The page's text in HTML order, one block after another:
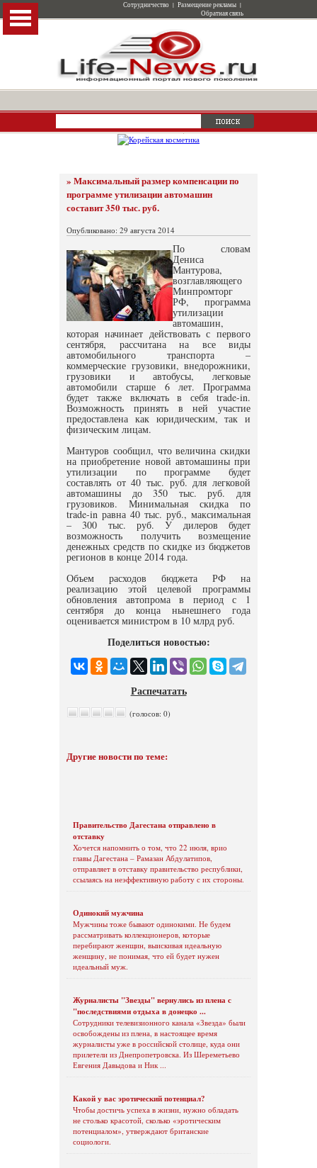
Сотрудничество | Размещение рекламы |
Обратная связь
» Максимальный размер компенсации по
программе утилизации автомашин
составит 350 тыс. руб.
Опубликовано: 29 августа 2014
По словам
Дениса
Мантурова,
возглавляющего
Минпромторг
РФ, программа
утилизации
автомашин,
которая начинает действовать с первого
сентября, рассчитана на все виды
автомобильного транспорта –
коммерческие грузовики, внедорожники,
грузовики и автобусы, легковые
автомобили старше 6 лет. Программа
будет также включать в себя trade-in.
Возможность принять в ней участие
предоставлена как юридическим, так и
физическим лицам.
Мантуров сообщил, что величина скидки
на приобретение новой автомашины при
утилизации по программе будет
составлять от 40 тыс. руб. для легковой
автомашины до 350 тыс. руб. для
грузовиков. Минимальная скидка по
trade-in равна 40 тыс. руб., максимальная
– 300 тыс. руб. У дилеров будет
возможность получить возмещение
денежных средств по скидке из бюджетов
регионов в конце 2014 года.
Объем расходов бюджета РФ на
реализацию этой целевой программы
обновления автопрома в период с 1
сентября до конца нынешнего года
оценивается министром в 10 млрд руб.
Поделиться новостью:
Распечатать
(голосов: 0)
Другие новости по теме:
Правительство Дагестана отправлено в
отставку
Хочется напомнить о том, что 22 июля, врио
главы Дагестана – Рамазан Абдулатипов,
отправляет в отставку правительство республики,
ссылаясь на неэффективную работу с их стороны.
Одинокий мужчина
Мужчины тоже бывают одинокими. Не будем
рассматривать коллекционеров, которые
перебирают женщин, выискивая идеальную
женщину, не понимая, что ей будет нужен
идеальный муж.
Журналисты "Звезды" вернулись из плена с
"последствиями отдыха в донецко ...
Сотрудники телевизионного канала «Звезда» были
освобождены из плена, в настоящее время
журналисты уже в российской столице, куда они
прилетели из Днепропетровска. Из Шереметьево
Евгения Давыдова и Ник ...
Какой у вас эротический потенциал?
Чтобы достичь успеха в жизни, нужно обладать
не столько красотой, сколько «эротическим
потенциалом», утверждают британские
социологи.